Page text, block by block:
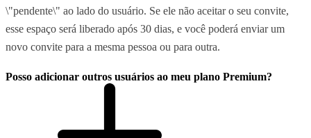
\"pendente\" ao lado do usuário. Se ele não aceitar o seu convite,
esse espaço será liberado após 30 dias, e você poderá enviar um
novo convite para a mesma pessoa ou para outra.
Posso adicionar outros usuários ao meu plano Premium?